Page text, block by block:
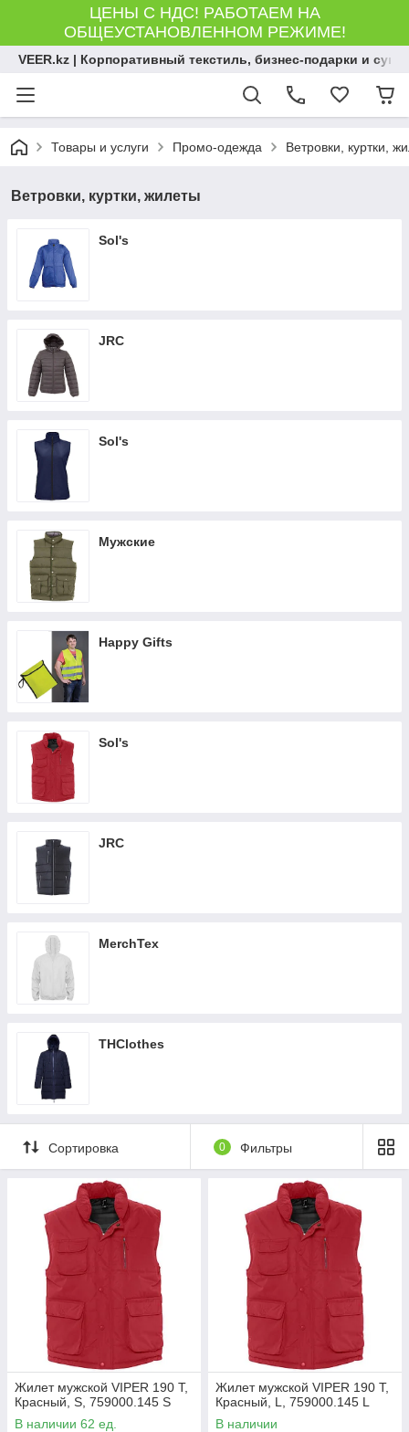
ЦЕНЫ С НДС! РАБОТАЕМ НА
ОБЩЕУСТАНОВЛЕННОМ РЕЖИМЕ!
VEER.kz | Корпоративный текстиль, бизнес-подарки и
Товары и услуги Промо-одежда Ветровки, куртки,
Ветровки, куртки, жилеты
Sol's
JRC
Sol's
Мужские
Happy Gifts
Sol's
JRC
MerchTex
THClothes
Сортировка 0 Фильтры
Жилет мужской VIPER 190 Т,
Красный, S, 759000.145 S
В наличии 62 ед.
Жилет мужской VIPER 190 Т,
Красный, L, 759000.145 L
В наличии